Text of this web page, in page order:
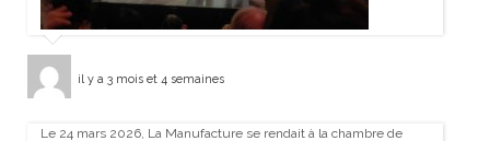
il y a 3 mois et 4 semaines
Le 24 mars 2026, La Manufacture se rendait à la chambre de